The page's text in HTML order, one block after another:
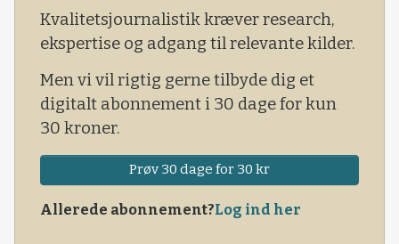
gøres ved at fjerne borgernes mulighed for at få
rettet forkerte vurderinger. Det er dybt
beklageligt, lyder det i en kraftig kritik fra Sonja
Sørensen af de nye regler, der blev vedtaget af
Folketinget den 8. juni 2017.
Kvalitetsjournalistik kræver research,
ekspertise og adgang til relevante kilder.
Men vi vil rigtig gerne tilbyde dig et
digitalt abonnement i 30 dage for kun
30 kroner.
Prøv 30 dage for 30 kr
Allerede abonnement?Log ind her